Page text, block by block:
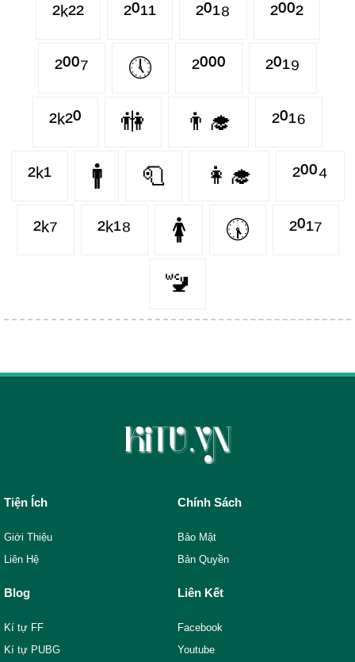
²ᵏ²² ²⁰¹¹ ²⁰¹⁸ ²⁰⁰²
²⁰⁰⁷ 🕔 ²⁰⁰⁰ ²⁰¹⁹
²ᵏ²⁰ 🚻 👨‍🎓 ²⁰¹⁶
²ᵏ¹ 🚹 🧻 👩‍🎓 ²⁰⁰⁴
²ᵏ⁷ ²ᵏ¹⁸ 🚺 🕠 ²⁰¹⁷
🚾
Tiện Ích
Giới Thiệu
Liên Hệ
Chính Sách
Bảo Mật
Bản Quyền
Blog
Kí tự FF
Kí tự PUBG
Liên Kết
Facebook
Youtube